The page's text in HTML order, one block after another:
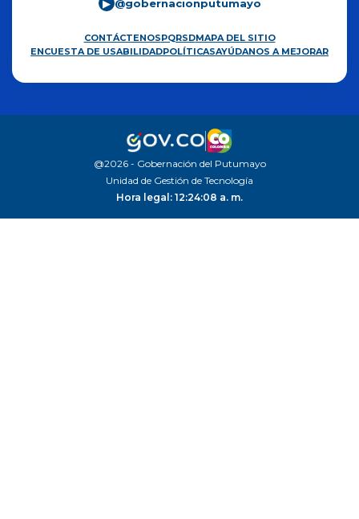
▶ @gobernacionputumayo
CONTÁCTENOSPQRSDMAPA DEL SITIO
ENCUESTA DE USABILIDADPOLÍTICASAYÚDANOS A MEJORAR
@2026 - Gobernación del Putumayo
Unidad de Gestión de Tecnología
Hora legal: 12:24:08 a. m.